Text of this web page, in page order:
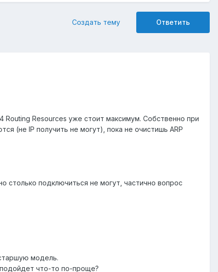
Ответить
Создать тему
Routing Resources уже стоит максимум. Собственно при
(не IP получить не могут), пока не очистишь ARP
столько подключиться не могут, частично вопрос
модель.
подойдет что-то по-проще?